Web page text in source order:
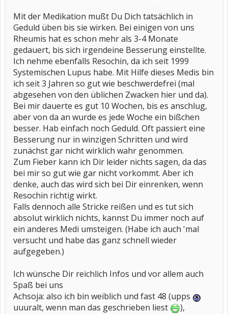
Mit der Medikation mußt Du Dich tatsächlich in
Geduld üben bis sie wirken. Bei einigen von uns
Rheumis hat es schon mehr als 3-4 Monate
gedauert, bis sich irgendeine Besserung einstellte.
Ich nehme ebenfalls Resochin, da ich seit 1999
Systemischen Lupus habe. Mit Hilfe dieses Medis bin
ich seit 3 Jahren so gut wie beschwerdefrei (mal
abgesehen von den üblichen Zwacken hier und da).
Bei mir dauerte es gut 10 Wochen, bis es anschlug,
aber von da an wurde es jede Woche ein bißchen
besser. Hab einfach noch Geduld. Oft passiert eine
Besserung nur in winzigen Schritten und wird
zunächst gar nicht wirklich wahr genommen.
Zum Fieber kann ich Dir leider nichts sagen, da das
bei mir so gut wie gar nicht vorkommt. Aber ich
denke, auch das wird sich bei Dir einrenken, wenn
Resochin richtig wirkt.
Falls dennoch alle Stricke reißen und es tut sich
absolut wirklich nichts, kannst Du immer noch auf
ein anderes Medi umsteigen. (Habe ich auch 'mal
versucht und habe das ganz schnell wieder
aufgegeben.)
Ich wünsche Dir reichlich Infos und vor allem auch
Spaß bei uns
Achsoja: also ich bin weiblich und fast 48 (upps
uuuralt, wenn man das geschrieben liest
),